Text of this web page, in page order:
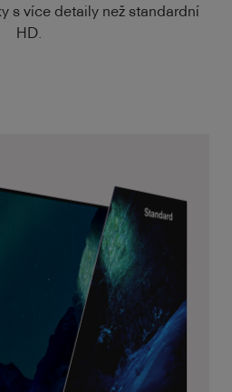
s více detaily než standardní
HD.